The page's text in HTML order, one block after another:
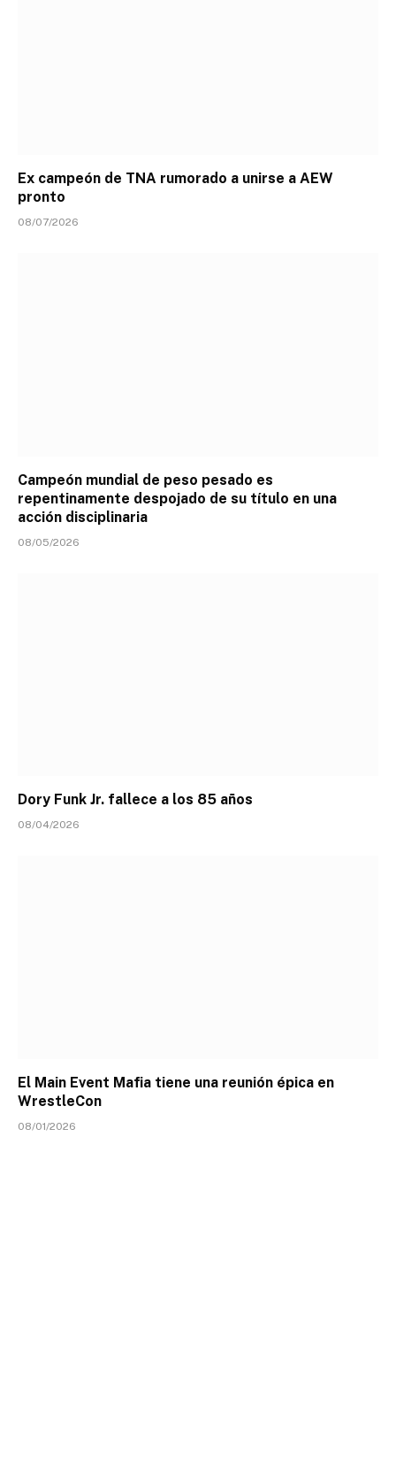
Ex campeón de TNA rumorado a unirse a AEW
pronto
08/07/2026
Campeón mundial de peso pesado es
repentinamente despojado de su título en una
acción disciplinaria
08/05/2026
Dory Funk Jr. fallece a los 85 años
08/04/2026
El Main Event Mafia tiene una reunión épica en
WrestleCon
08/01/2026